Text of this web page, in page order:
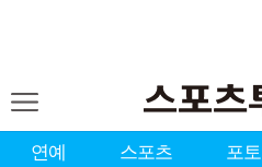
연예 스포츠 포토